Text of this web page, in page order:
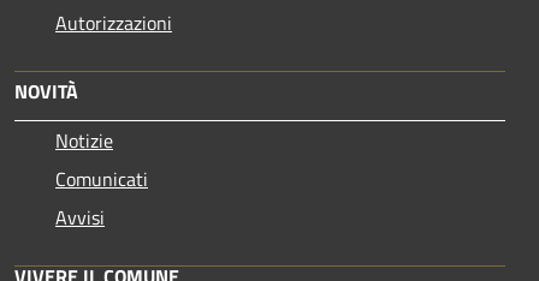
Autorizzazioni
NOVITÀ
Notizie
Comunicati
Avvisi